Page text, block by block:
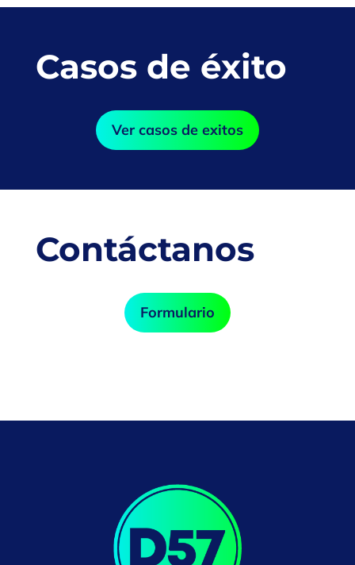
Casos de éxito
Ver casos de exitos
Contáctanos
Formulario